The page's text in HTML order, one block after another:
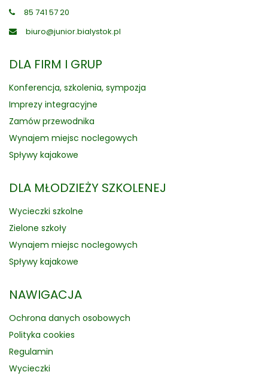
85 741 57 20
biuro@junior.bialystok.pl
DLA FIRM I GRUP
Konferencja, szkolenia, sympozja
Imprezy integracyjne
Zamów przewodnika
Wynajem miejsc noclegowych
Spływy kajakowe
DLA MŁODZIEŻY SZKOLENEJ
Wycieczki szkolne
Zielone szkoły
Wynajem miejsc noclegowych
Spływy kajakowe
NAWIGACJA
Ochrona danych osobowych
Polityka cookies
Regulamin
Wycieczki